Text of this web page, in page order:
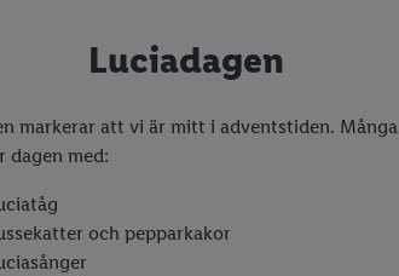
Luciadagen
markerar att vi är mitt i adventstiden. Många
dagen med:
och pepparkakor